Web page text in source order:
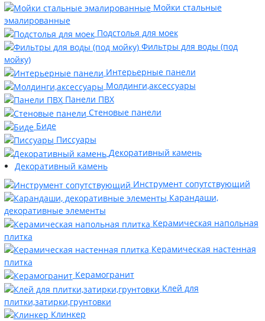
Мойки стальные
эмалированные
Подстолья для моек
Фильтры для воды (под
мойку)
Интерьерные панели
Молдинги,аксессуары
Панели ПВХ
Стеновые панели
Биде
Писсуары
Декоративный камень
Декоративный камень
Инструмент сопутствующий
Карандаши,
декоративные элементы
Керамическая напольная
плитка
Керамическая настенная
плитка
Керамогранит
Клей для
плитки,затирки,грунтовки
Клинкер